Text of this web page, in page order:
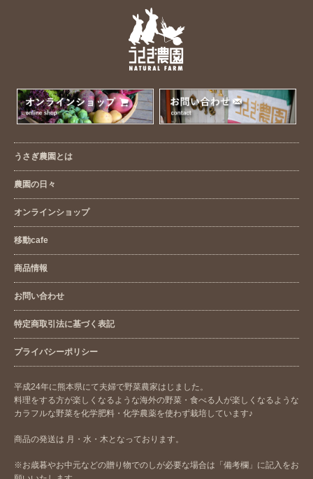
うさぎ農園とは
農園の日々
オンラインショップ
移動cafe
商品情報
お問い合わせ
特定商取引法に基づく表記
プライバシーポリシー
平成24年に熊本県にて夫婦で野菜農家はじました。
料理をする方が楽しくなるような海外の野菜・食べる人が楽しくなるような
カラフルな野菜を化学肥料・化学農薬を使わず栽培しています♪
商品の発送は 月・水・木となっております。
※お歳暮やお中元などの贈り物でのしが必要な場合は「備考欄」に記入をお